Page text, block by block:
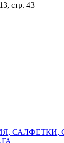
стр. 43
САЛФЕТКИ,